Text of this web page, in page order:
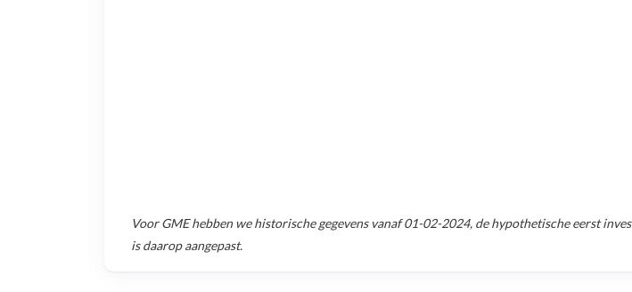
VoorGMEhebben we historische gegevens vanaf01-02-2024, de hypothetische eerst
is daarop aangepast.